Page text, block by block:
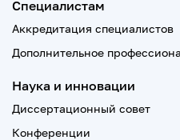
Специалистам
Аккредитация специалистов
Дополнительное
Наука и инновации
Диссертационный совет
Конференции